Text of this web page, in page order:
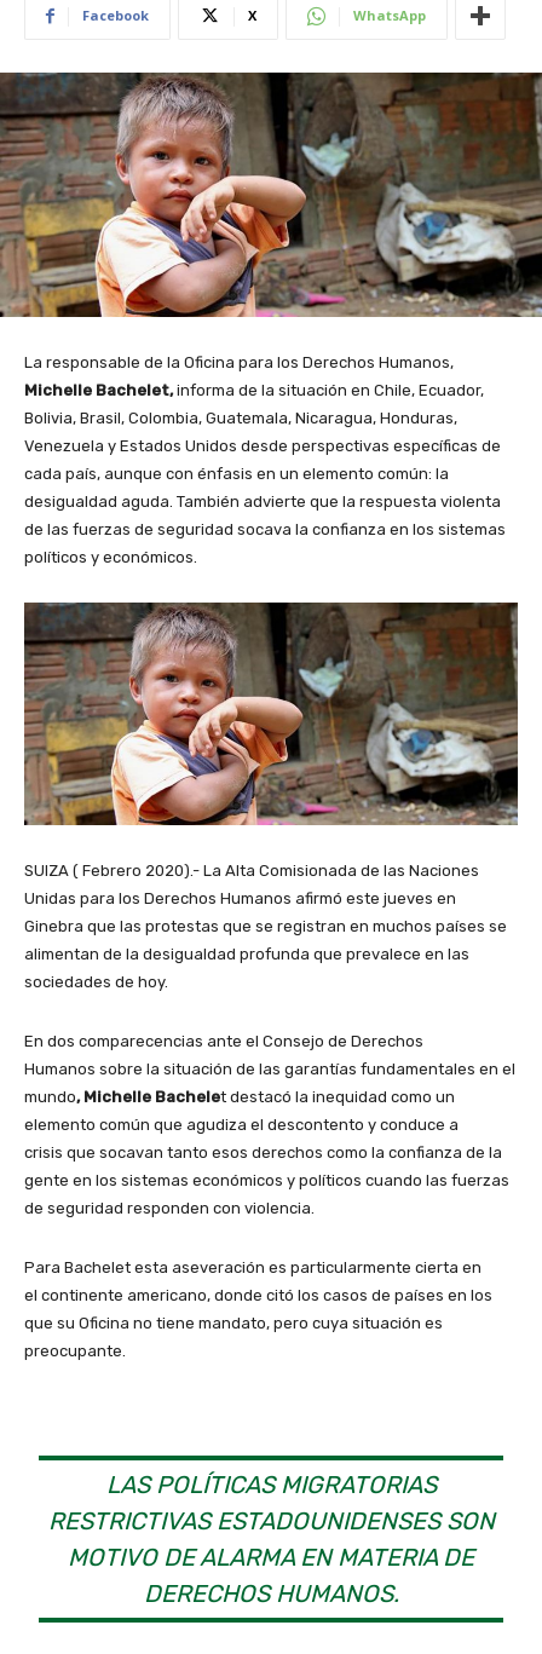
Facebook X WhatsApp
La responsable de la Oficina para los Derechos Humanos,
Michelle Bachelet,informa de la situación en Chile, Ecuador,
Bolivia, Brasil, Colombia, Guatemala, Nicaragua, Honduras,
Venezuela y Estados Unidos desde perspectivas específicas de
cada país, aunque con énfasis en un elemento común: la
desigualdad aguda. También advierte que la respuesta violenta
de las fuerzas de seguridad socava la confianza en los sistemas
políticos y económicos.
SUIZA ( Febrero 2020).- La Alta Comisionada de las Naciones
Unidas para los Derechos Humanos afirmó este jueves en
Ginebra que las protestas que se registran en muchos países se
alimentan de la desigualdad profunda que prevalece en las
sociedades de hoy.
En dos comparecencias ante el Consejo de Derechos
Humanos sobre la situación de las garantías fundamentales en el
mundo, Michelle Bachelet destacó la inequidad como un
elemento común que agudiza el descontento y conduce a
crisis que socavan tanto esos derechos como la confianza de la
gente en los sistemas económicos y políticos cuando las fuerzas
de seguridad responden con violencia.
Para Bachelet esta aseveración es particularmente cierta en
el continente americano, donde citó los casos de países en los
que su Oficina no tiene mandato, pero cuya situación es
preocupante.
LAS POLÍTICAS MIGRATORIAS
RESTRICTIVAS ESTADOUNIDENSES SON
MOTIVO DE ALARMA EN MATERIA DE
DERECHOS HUMANOS.